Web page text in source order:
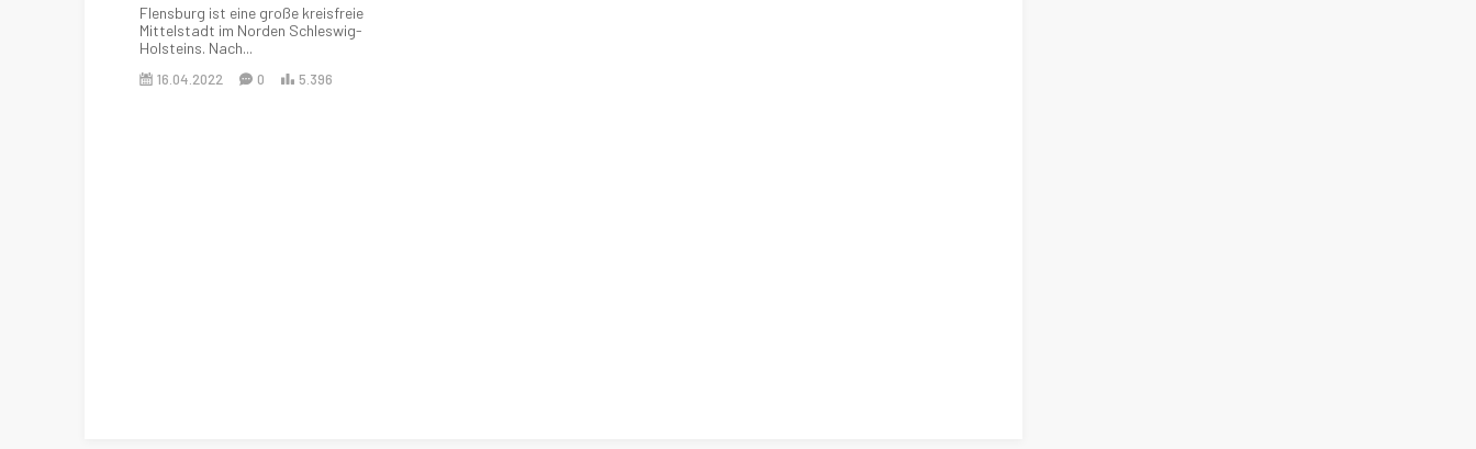
Flensburg ist eine große kreisfreie
Mittelstadt im Norden Schleswig-
Holsteins. Nach...
16.04.2022 0 5.396